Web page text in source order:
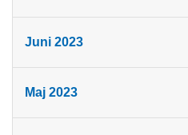
Juni 2023
Maj 2023